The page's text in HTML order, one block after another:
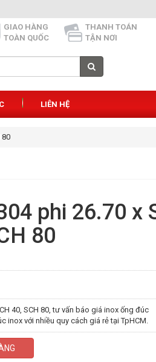
GIAO HÀNG
TOÀN QUỐC
THANH TOÁN
TẬN NƠI
LIÊN HỆ
80
phi 26.70 x
80
40, SCH 80, tư vấn báo giá inox ống đúc
với nhiều quy cách giá rẻ tại TpHCM.